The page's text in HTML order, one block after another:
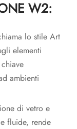
W2:
lo stile Art
elementi
ambienti
di vetro e
fluide, rende